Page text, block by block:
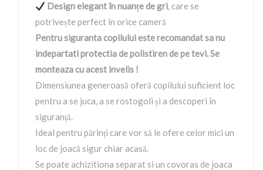
Design elegant în nuanțe de gri, care se
potrivește perfect în orice cameră
Pentru siguranta copilului este recomandat sa nu
indepartati protectia de polistiren de pe tevi. Se
monteaza cu acest invelis !
Dimensiunea generoasă oferă copilului suficient loc
pentru a se juca, a se rostogoli și a descoperi în
siguranță.
Ideal pentru părinți care vor să le ofere celor mici un
loc de joacă sigur chiar acasă.
Se poate achizitiona separat si un covoras de joaca